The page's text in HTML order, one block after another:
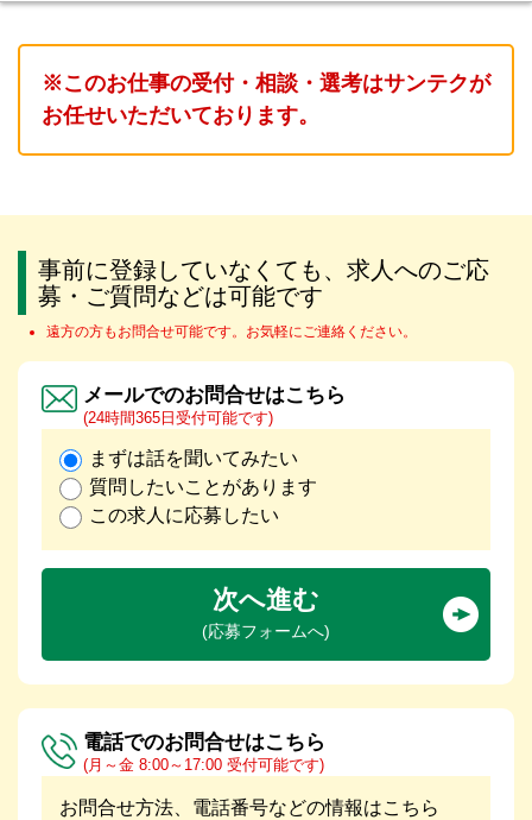
※このお仕事の受付・相談・選考はサンテクが
お任せいただいております。
事前に登録していなくても、求人へのご応
募・ご質問などは可能です
遠方の方もお問合せ可能です。お気軽にご連絡ください。
メールでのお問合せはこちら
(24時間365日受付可能です)
まずは話を聞いてみたい
質問したいことがあります
この求人に応募したい
次へ進む
(応募フォームへ)
電話でのお問合せはこちら
(月～金 8:00～17:00 受付可能です)
お問合せ方法、電話番号などの情報はこちら